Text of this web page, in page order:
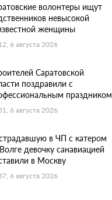
волонтеры ищут
невысокой
женщины
6 августа 2026
Саратовской
поздравили с
праздником
6 августа 2026
в ЧП с катером
девочку санавиацией
в Москву
6 августа 2026